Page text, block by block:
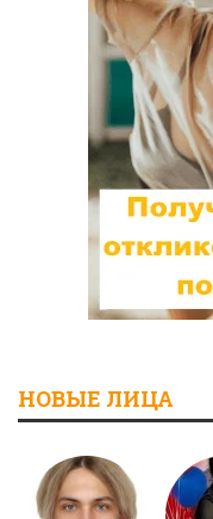
НОВЫЕ ЛИЦА